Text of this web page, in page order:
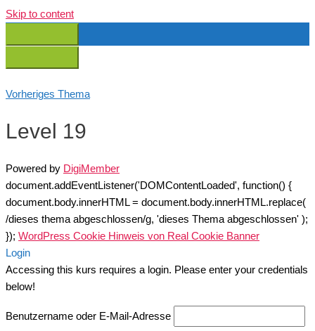
Skip to content
Vorheriges Thema
Level 19
Powered by DigiMember
document.addEventListener('DOMContentLoaded', function() {
document.body.innerHTML = document.body.innerHTML.replace(
/dieses thema abgeschlossen/g, 'dieses Thema abgeschlossen' );
}); WordPress Cookie Hinweis von Real Cookie Banner
Login
Accessing this kurs requires a login. Please enter your credentials
below!
Benutzername oder E-Mail-Adresse